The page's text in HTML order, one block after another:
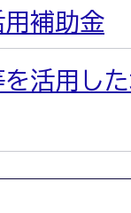
補助金
活用し